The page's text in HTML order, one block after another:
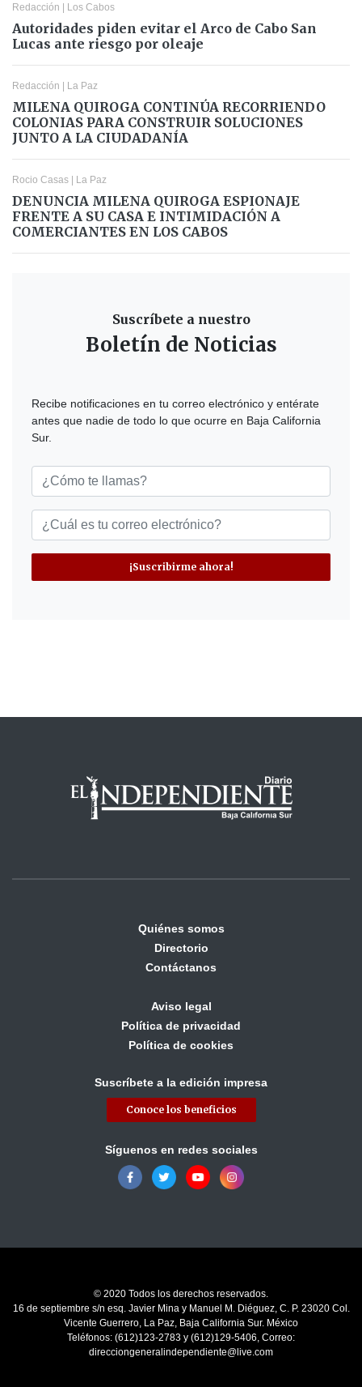
Redacción | Los Cabos
Autoridades piden evitar el Arco de Cabo San
Lucas ante riesgo por oleaje
Redacción | La Paz
MILENA QUIROGA CONTINÚA RECORRIENDO
COLONIAS PARA CONSTRUIR SOLUCIONES
JUNTO A LA CIUDADANÍA
Rocio Casas | La Paz
DENUNCIA MILENA QUIROGA ESPIONAJE
FRENTE A SU CASA E INTIMIDACIÓN A
COMERCIANTES EN LOS CABOS
Suscríbete a nuestro
Boletín de Noticias
Recibe notificaciones en tu correo electrónico y entérate
antes que nadie de todo lo que ocurre en Baja California
Sur.
¡Suscribirme ahora!
Quiénes somos
Directorio
Contáctanos
Aviso legal
Política de privacidad
Política de cookies
Suscríbete a la edición impresa
Conoce los beneficios
Síguenos en redes sociales
© 2020 Todos los derechos reservados.
16 de septiembre s/n esq. Javier Mina y Manuel M. Diéguez, C. P. 23020 Col.
Vicente Guerrero, La Paz, Baja California Sur. México
Teléfonos: (612)123-2783 y (612)129-5406, Correo:
direcciongeneralindependiente@live.com